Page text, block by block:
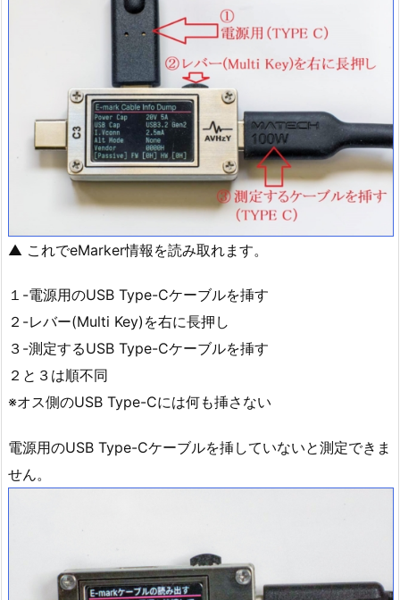
▲ これでeMarker情報を読み取れます。
１-電源用のUSB Type-Cケーブルを挿す
２-レバー(Multi Key)を右に長押し
３-測定するUSB Type-Cケーブルを挿す
２と３は順不同
※オス側のUSB Type-Cには何も挿さない
電源用のUSB Type-Cケーブルを挿していないと測定できま
せん。